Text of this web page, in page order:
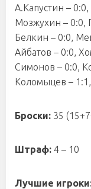
А.Капустин –
Мозжухин – 0:0,
Белкин – 0:0,
Айбатов – 0:0,
Симонов – 0:0,
Коломыцев –
Броски: 35
Штраф: 4 – 10
Лучшие